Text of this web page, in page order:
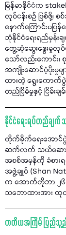
မြန်မာနိုင်ငံက
လုပ်ငန်းစဉ် ဖြစ်ဖို့၊
နောက်ကြောင်းမ
ဘုံနိုင်ငံရေးရည်မှန်း
တွေ့ဆုံဆွေးနွေးမှုလုပ်
သော်လည်းကောင်း၊
အကျိုးဆောင်ပံ့ပိုးမှု
ထားတဲ့ ရွေးကောက်ပွဲ
တည်ငြိမ်မှုနှင့် ငြိမ်းခ
နိုင်ငံရေးရပ်တည်ချက်
တိုက်ခိုက်ရေးအောင်ပွဲ
ဆက်လက် သယ်ဆောင်
အစစ်အမှန်ကို ခံစားရမ
အဖွဲ့ချုပ် (Shan
က အောက်တိုဘာ ၂၆
သဘောထားအား ထု
တတိယအကြိမ် ပြည်သူ့ညီ